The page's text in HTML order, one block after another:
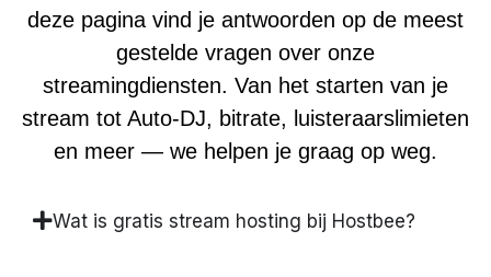
deze pagina vind je antwoorden op de meest
gestelde vragen over onze
streamingdiensten. Van het starten van je
stream tot Auto-DJ, bitrate, luisteraarslimieten
en meer — we helpen je graag op weg.
Wat is gratis stream hosting bij Hostbee?